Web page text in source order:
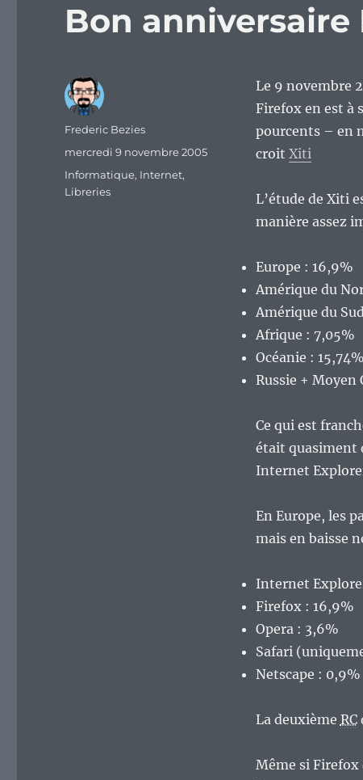
Bon anniversaire
Le 9 novembre
Firefox en est à
pourcents – en
croit Xiti
L’étude de Xiti
manière assez
Europe : 16,9%
Amérique du
Amérique du
Afrique : 7,05%
Océanie : 15,74%
Russie +
Ce qui est
était quasiment
Internet
En Europe, les
mais en baisse
Internet
Firefox : 16,9%
Opera : 3,6%
Safari
Netscape : 0,9%
La deuxième RC
Même si
Auteur
Frederic Bezies
Publié
mercredi 9 novembre 2005
Catégories
Informatique, Internet,
Libreries